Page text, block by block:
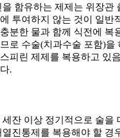
을 함유하는 제제는 위장관
투여하지 않는 것이 일반
분한 물과 함께 식전에 복
로 수술(치과수술 포함)을
피린 제제를 복용하고 있
.
세잔 이상 정기적으로 술을
열진통제를 복용해야 할 경